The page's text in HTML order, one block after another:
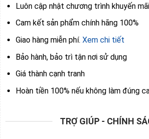
Luôn cập nhật chương trình khuyến mãi
Cam kết sản phẩm chính hãng 100%
Giao hàng miễn phí. Xem chi tiết
Bảo hành, bảo trì tận nơi sử dụng
Giá thành cạnh tranh
Hoàn tiền 100% nếu không làm đúng
TRỢ GIÚP - CHÍNH